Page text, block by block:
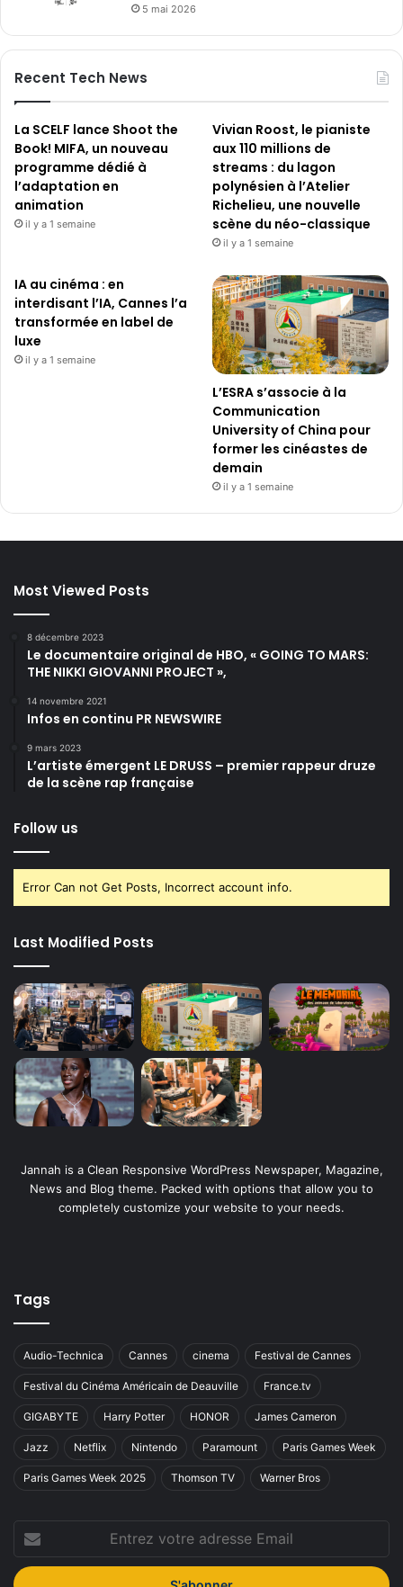
5 mai 2026
Recent Tech News
La SCELF lance Shoot the
Book! MIFA, un nouveau
programme dédié à
l’adaptation en
animation
il y a 1 semaine
Vivian Roost, le pianiste
aux 110 millions de
streams : du lagon
polynésien à l’Atelier
Richelieu, une nouvelle
scène du néo-classique
il y a 1 semaine
IA au cinéma : en
interdisant l’IA, Cannes l’a
transformée en label de
luxe
il y a 1 semaine
L’ESRA s’associe à la
Communication
University of China pour
former les cinéastes de
demain
il y a 1 semaine
Most Viewed Posts
8 décembre 2023
Le documentaire original de HBO, « GOING TO MARS:
THE NIKKI GIOVANNI PROJECT »,
14 novembre 2021
Infos en continu PR NEWSWIRE
9 mars 2023
L’artiste émergent LE DRUSS – premier rappeur druze
de la scène rap française
Follow us
Error Can not Get Posts, Incorrect account info.
Last Modified Posts
Jannah is a Clean Responsive WordPress Newspaper, Magazine,
News and Blog theme. Packed with options that allow you to
completely customize your website to your needs.
Tags
Audio-Technica Cannes cinema Festival de Cannes
Festival du Cinéma Américain de Deauville France.tv
GIGABYTE Harry Potter HONOR James Cameron
Jazz Netflix Nintendo Paramount Paris Games Week
Paris Games Week 2025 Thomson TV Warner Bros
votre
adresse